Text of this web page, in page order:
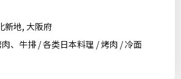
新地, 大阪府
、牛排 / 各类日本料理 / 烤肉 / 冷面